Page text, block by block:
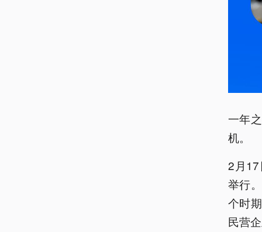
一年
机。
2月
举行
个时
民营